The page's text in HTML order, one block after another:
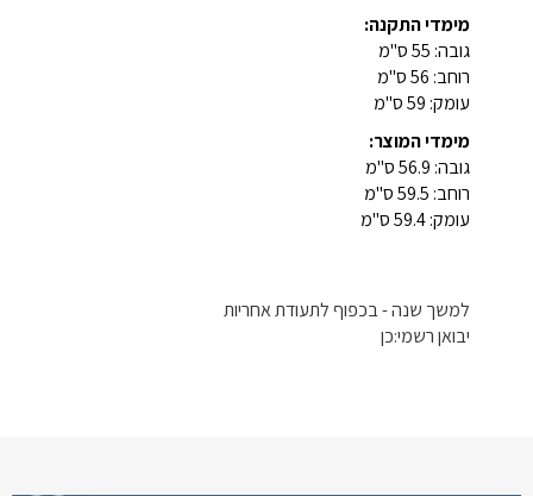
מימדי התקנה:
גובה: 55 ס"מ
רוחב: 56 ס"מ
עומק: 59 ס"מ
מימדי המוצר:
גובה: 56.9 ס"מ
רוחב: 59.5 ס"מ
עומק: 59.4 ס"מ
למשך שנה - בכפוף לתעודת אחריות
יבואן רשמי:כן